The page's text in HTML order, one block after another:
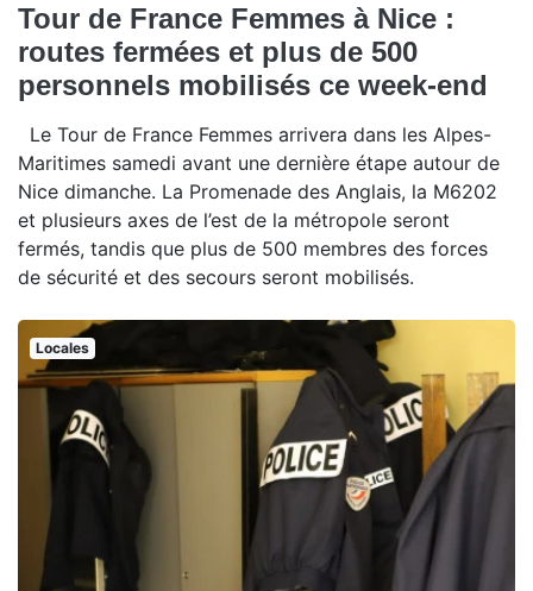
Tour de France Femmes à Nice :
routes fermées et plus de 500
personnels mobilisés ce week-end
Le Tour de France Femmes arrivera dans les Alpes-
Maritimes samedi avant une dernière étape autour de
Nice dimanche. La Promenade des Anglais, la M6202
et plusieurs axes de l’est de la métropole seront
fermés, tandis que plus de 500 membres des forces
de sécurité et des secours seront mobilisés.
Locales